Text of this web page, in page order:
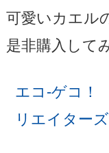
可愛いカエル
是非購入して
エコ-ゲコ！
リエイター